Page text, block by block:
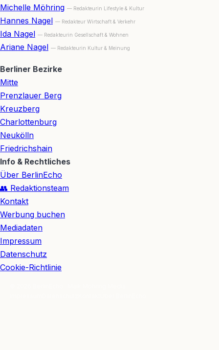
Michelle Möhring — Redakteurin Lifestyle & Kultur
Hannes Nagel — Redakteur Wirtschaft & Verkehr
Ida Nagel — Redakteurin Gesellschaft & Wohnen
Ariane Nagel — Redakteurin Kultur & Meinung
Berliner Bezirke
Mitte
Prenzlauer Berg
Kreuzberg
Charlottenburg
Neukölln
Friedrichshain
Info & Rechtliches
Über BerlinEcho
👥 Redaktionsteam
Kontakt
Werbung buchen
Mediadaten
Impressum
Datenschutz
Cookie-Richtlinie